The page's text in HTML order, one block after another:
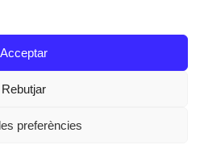
Acceptar
Rebutjar
preferències
Instagram
Facebook
Twitter
Texts Legals